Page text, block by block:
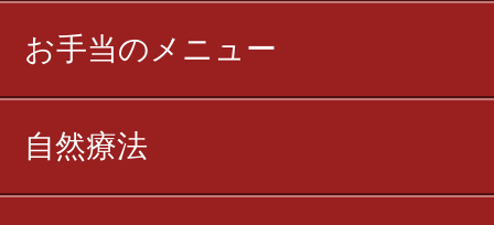
お手当のメニュー
自然療法